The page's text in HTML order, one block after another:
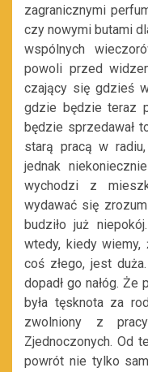
zagranicznymi
czy nowymi butami
wspólnych
powoli przed
czający się gdzieś
gdzie będzie teraz
będzie sprzedawał
starą pracą w
jednak
wychodzi z
wydawać się
budziło już
wtedy, kiedy
coś złego, jest
dopadł go nałóg.
była tęsknota za
zwolniony z
Zjednoczonych. Od
powrót nie tylko